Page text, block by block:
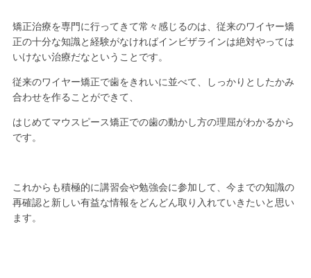
矯正治療を専門に行ってきて常々感じるのは、従来のワイヤー矯
正の十分な知識と経験がなければインビザラインは絶対やっては
いけない治療だなということです。
従来のワイヤー矯正で歯をきれいに並べて、しっかりとしたかみ
合わせを作ることができて、
はじめてマウスピース矯正での歯の動かし方の理屈がわかるから
です。
これからも積極的に講習会や勉強会に参加して、今までの知識の
再確認と新しい有益な情報をどんどん取り入れていきたいと思い
ます。